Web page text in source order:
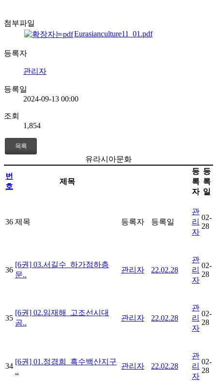
첨부파일
Eurasianculture11_01.pdf
등록자
관리자
등록일
2024-09-13 00:00
조회
1,854
목록
유라시아문화
번
호
제목
등
록
자
등
록
일
36 제목 등록자 등록일
관
리
자
02-
28
36
[6권] 03.서길수_하가점하층
문..
관리자 22.02.28
관
리
자
02-
28
35
[6권] 02.임재해_고조선시대
곰..
관리자 22.02.28
관
리
자
02-
28
34
[6권] 01.정경희_흑수백산지구
..
관리자 22.02.28
관
리
자
02-
28